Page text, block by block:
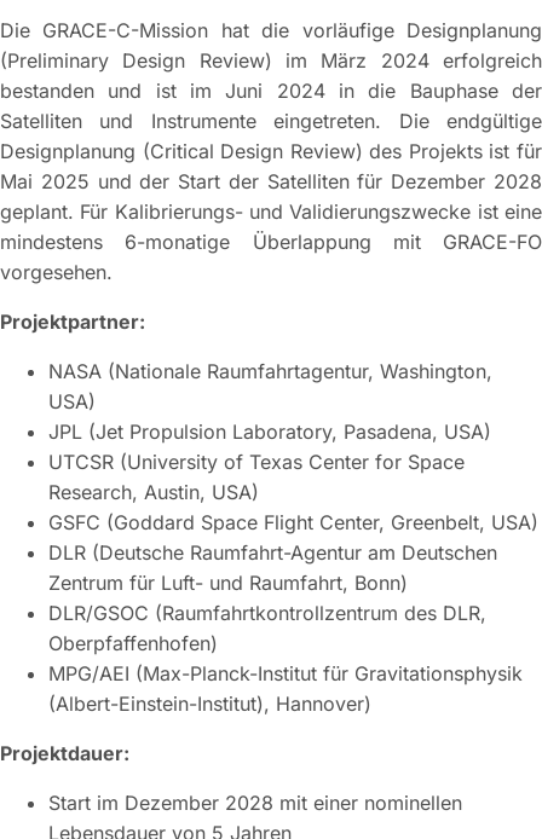
Die GRACE-C-Mission hat die vorläufige Designplanung
(Preliminary Design Review) im März 2024 erfolgreich
bestanden und ist im Juni 2024 in die Bauphase der
Satelliten und Instrumente eingetreten. Die endgültige
Designplanung (Critical Design Review) des Projekts ist für
Mai 2025 und der Start der Satelliten für Dezember 2028
geplant. Für Kalibrierungs- und Validierungszwecke ist eine
mindestens 6-monatige Überlappung mit GRACE-FO
vorgesehen.
Projektpartner:
NASA (Nationale Raumfahrtagentur, Washington,
USA)
JPL (Jet Propulsion Laboratory, Pasadena, USA)
UTCSR (University of Texas Center for Space
Research, Austin, USA)
GSFC (Goddard Space Flight Center, Greenbelt, USA)
DLR (Deutsche Raumfahrt-Agentur am Deutschen
Zentrum für Luft- und Raumfahrt, Bonn)
DLR/GSOC (Raumfahrtkontrollzentrum des DLR,
Oberpfaffenhofen)
MPG/AEI (Max-Planck-Institut für Gravitationsphysik
(Albert-Einstein-Institut), Hannover)
Projektdauer:
Start im Dezember 2028 mit einer nominellen
Lebensdauer von 5 Jahren